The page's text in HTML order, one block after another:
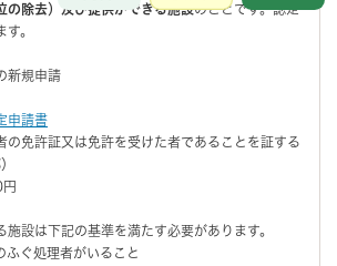
の除去）及び提供ができる施設のことです。認定
。
新規申請
申請書
免許証又は免許を受けた者であることを証する
）
設は下記の基準を満たす必要があります。
ぐ処理者がいること